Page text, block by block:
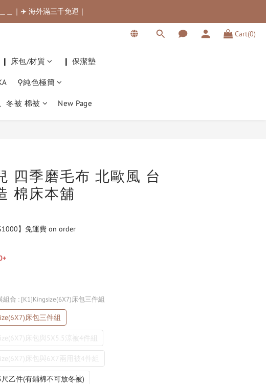
＿｜✈️ 海外滿三千免運｜
＿｜✈️ 海外滿三千免運｜
＿｜✈️ 海外滿三千免運｜
Cart(0)
❙ 床包/材質 ❙ 保潔墊
⚲純色極簡
冬被 棉被 New Page
四季磨毛布 北歐風 台
棉床本舖
】免運費 on order
組合 : [K1]Kingsize(6X7)床包三件組
床包三件組
床包與5X5.5涼被4件組
床包與6X7兩用被4件組
乙件(有鋪棉不可放冬被)